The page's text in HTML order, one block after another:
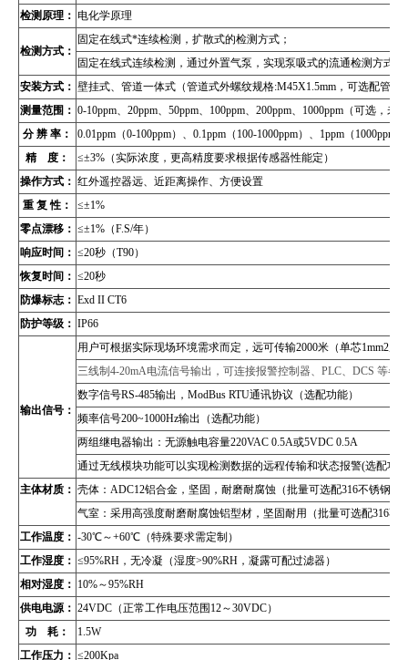
检测原理： 电化学原理
检测方式：
固定在线式*连续检测，扩散式的检测方式；
固定在线式连续检测，通过外置气泵，实现泵吸式的流通检测方式
安装方式： 壁挂式、管道一体式（管道式外螺纹规格:M45X1.5mm，可选配管道
测量范围： 0-10ppm、20ppm、50ppm、100ppm、200ppm、1000ppm（可选，未
分 辨 率：
0.01ppm（0-100ppm）、0.1ppm（100-1000ppm）、1ppm（1000ppm
精 度：
≤±3%（实际浓度，更高精度要求根据传感器性能定）
操作方式： 红外遥控器远、近距离操作、方便设置
重 复 性：
≤±1%
零点漂移： ≤±1%（F.S/年）
响应时间： ≤20秒（T90）
恢复时间： ≤20秒
防爆标志： Exd II CT6
防护等级： IP66
输出信号：
用户可根据实际现场环境需求而定，远可传输2000米（单芯1mm2屏
三线制4-20mA电流信号输出，可连接报警控制器、PLC、DCS 等各
数字信号RS-485输出， ModBus RTU通讯协议 （选配功能）
频率信号200~1000Hz输出（选配功能）
两组继电器输出：无源触电容量220VAC 0.5A或5VDC 0.5A
通过无线模块功能可以实现检测数据的远程传输和状态报警(选配功
主体材质： 壳体：ADC12铝合金，坚固，耐磨耐腐蚀（批量可选配316不锈钢壳
气室：采用高强度耐磨耐腐蚀铝型材，坚固耐用（批量可选配316不
工作温度： -30℃～+60℃（特殊要求需定制）
工作湿度： ≤95%RH，无冷凝（湿度>90%RH，凝露可配过滤器）
相对湿度： 10%～95%RH
供电电源： 24VDC（正常工作电压范围12～30VDC）
功 耗：
1.5W
工作压力： ≤200Kpa